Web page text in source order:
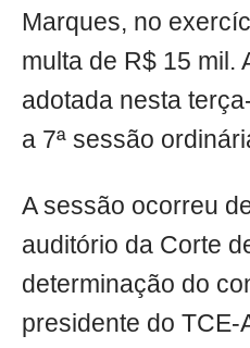
Marques, no
multa de R$ 15 mil.
adotada nesta
a 7ª sessão
A sessão ocorreu
auditório da Corte
determinação do
presidente do TCE-